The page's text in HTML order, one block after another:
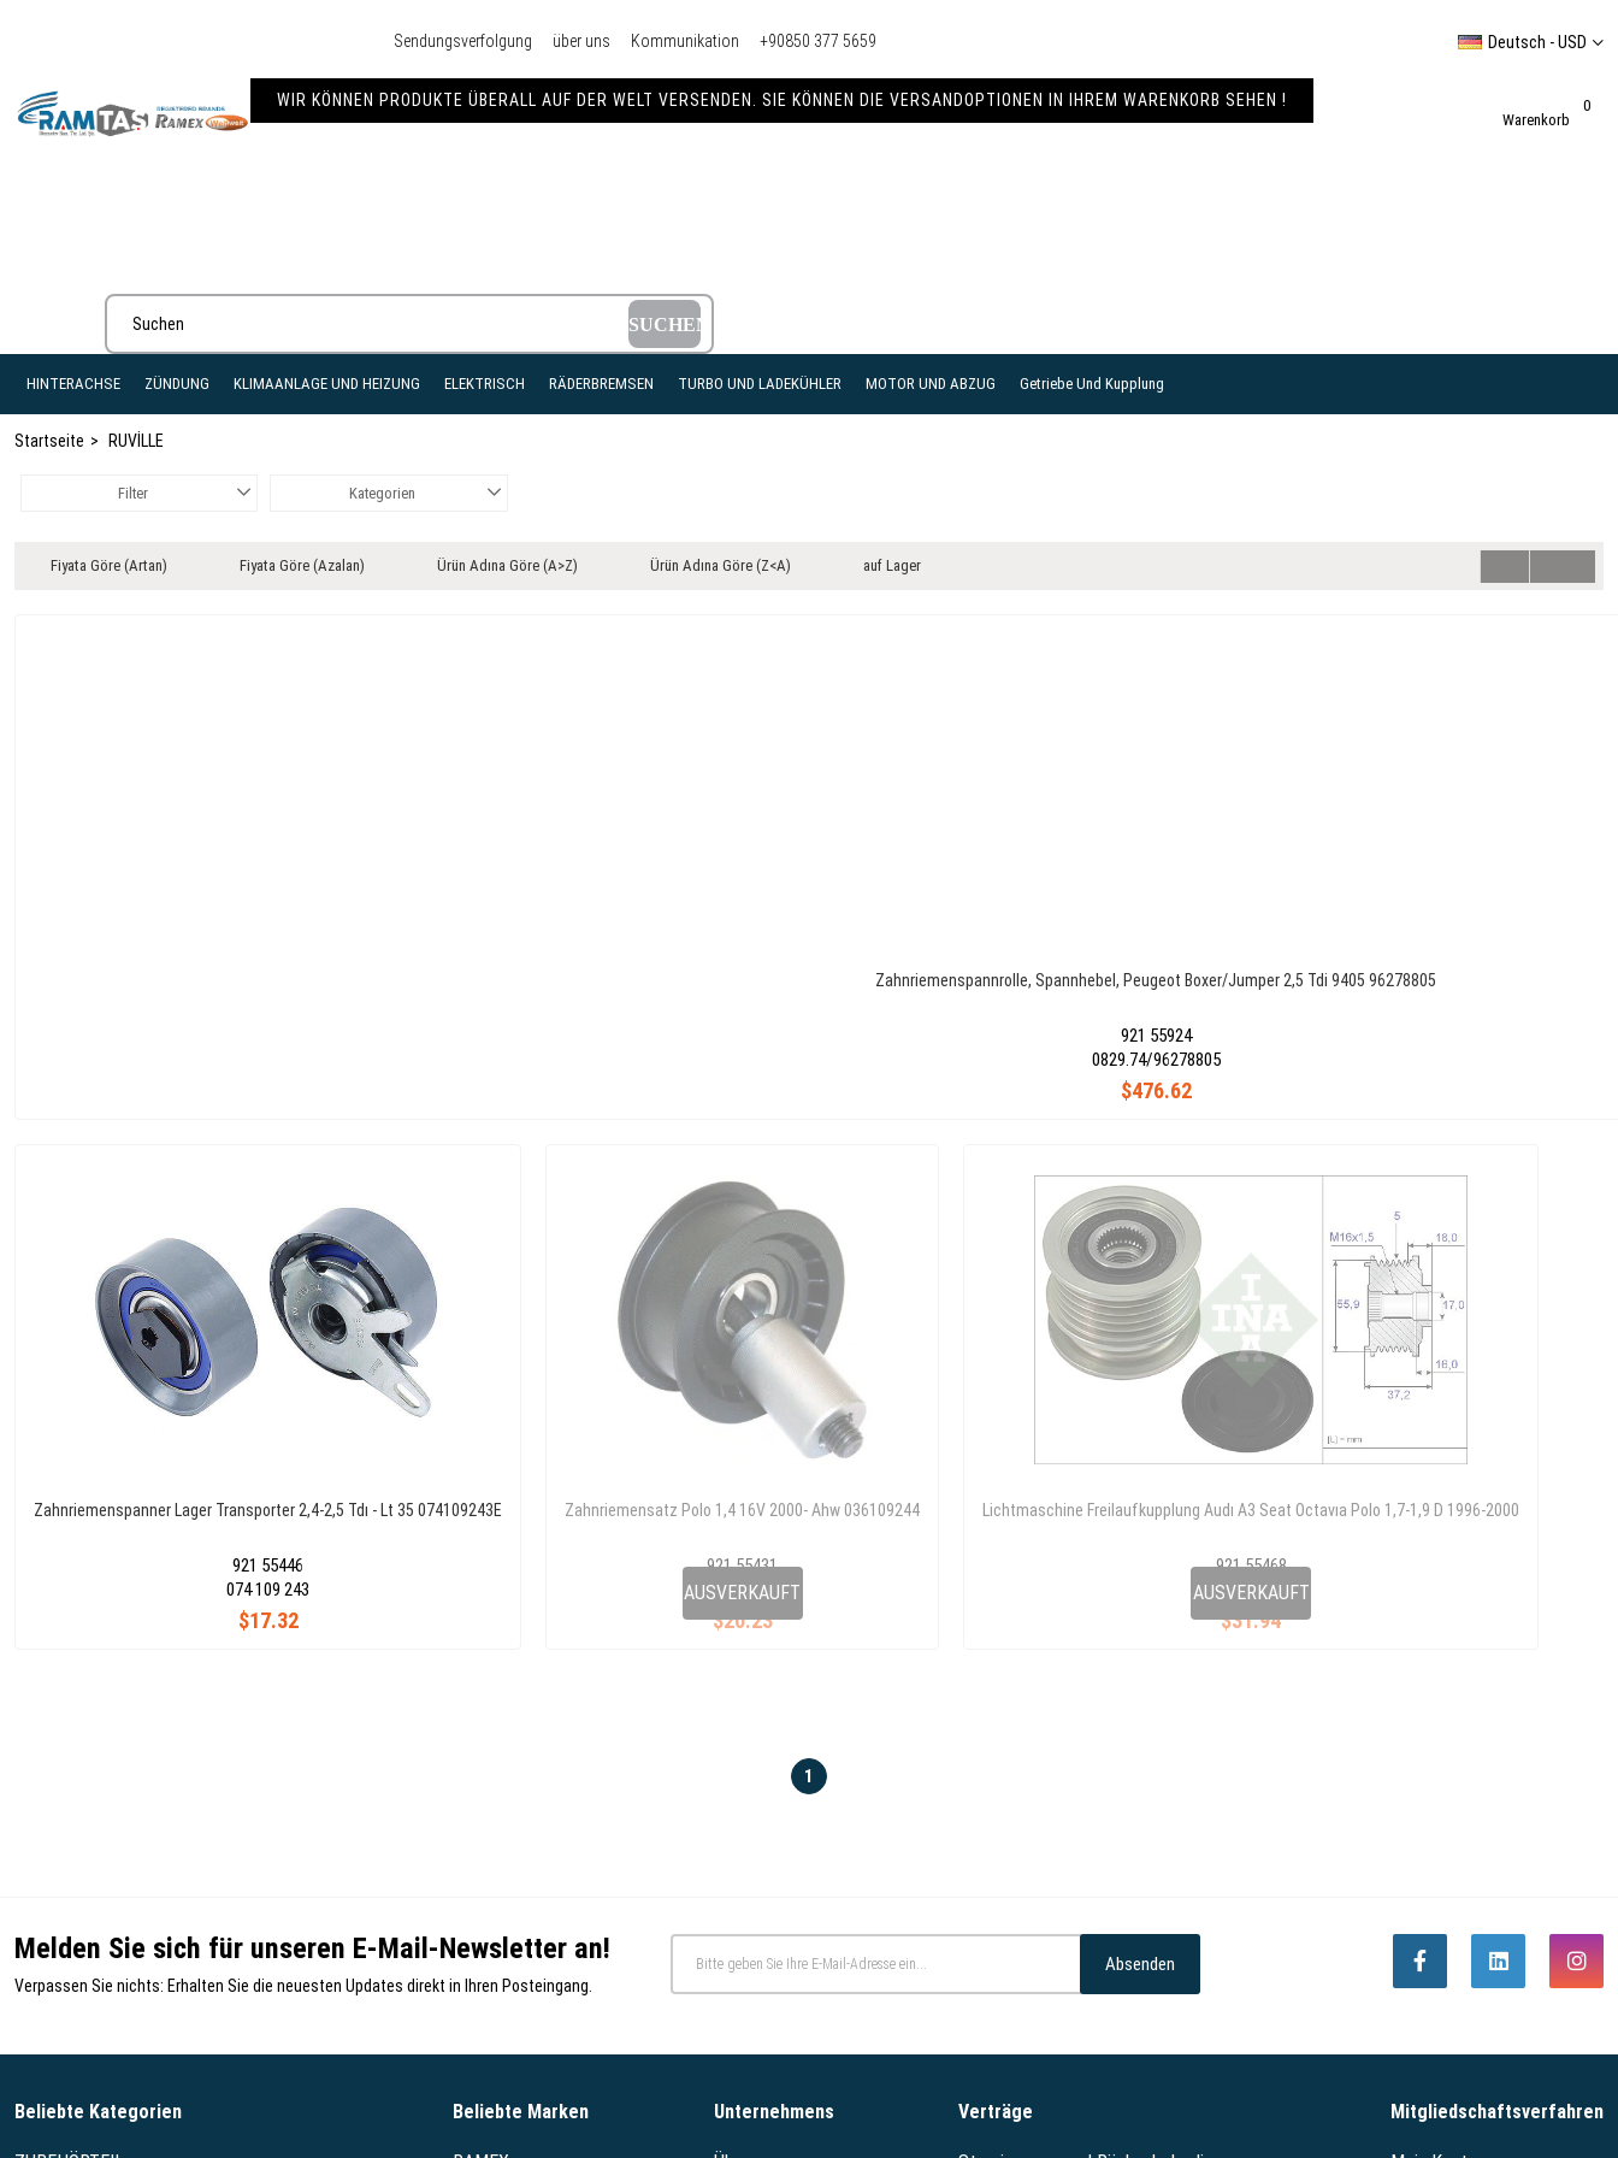
Sendungsverfolgung über uns Kommunikation +90850 377 5659
WIR KÖNNEN PRODUKTE ÜBERALL AUF DER WELT VERSENDEN. SIE KÖNNEN DIE VERSANDOPTIONEN IN IHREM WARENKORB SEHEN !
Deutsch - USD
Warenkorb
0
HINTERACHSE ZÜNDUNG KLIMAANLAGE UND HEIZUNG ELEKTRISCH RÄDERBREMSEN TURBO UND LADEKÜHLER MOTOR UND ABZUG Getriebe Und Kupplung
Startseite RUVİLLE
Filter Kategorien
Fiyata Göre (Artan) Fiyata Göre (Azalan) Ürün Adına Göre (A>Z) Ürün Adına Göre (Z<A) auf Lager
Zahnriemenspannrolle, Spannhebel, Peugeot Boxer/Jumper 2,5 Tdi 9405 96278805
921 55924
$476.62
0829.74/96278805
Zahnriemenspanner Lager Transporter 2,4-2,5 Tdı - Lt 35 074109243E
921 55446
$17.32
074 109 243 AUSVERKAUFT
Zahnriemensatz Polo 1,4 16V 2000- Ahw 036109244
921 55431
$20.23
036 109 244D AUSVERKAUFT
Lichtmaschine Freilaufkupplung Audı A3 Seat Octavıa Polo 1,7-1,9 D 1996-2000
921 55468
$31.94
028 903 119 S
1
Melden Sie sich für unseren E-Mail-Newsletter an!
Verpassen Sie nichts: Erhalten Sie die neuesten Updates direkt in Ihren Posteingang.
Absenden
Beliebte Kategorien Beliebte Marken Unternehmens Verträge Mitgliedschaftsverfahren